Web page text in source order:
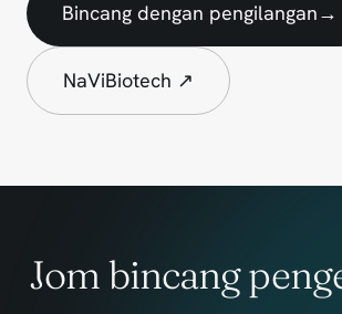
Bincang dengan pengilangan→
NaViBiotech ↗
Jom bincang